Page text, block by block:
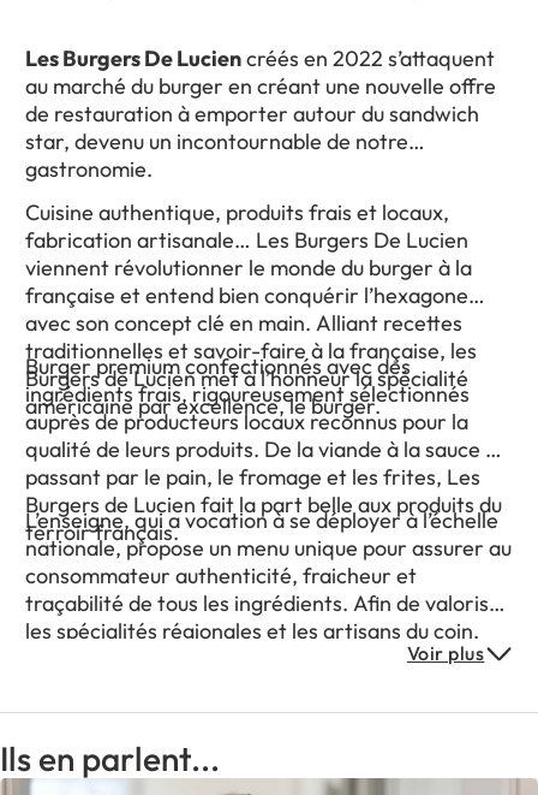
Les Burgers De Luciencréés en 2022 s’attaquent
au marché du burger en créant une nouvelle offre
de restauration à emporter autour du sandwich
star, devenu un incontournable de notre
gastronomie.
Cuisine authentique, produits frais et locaux,
fabrication artisanale… Les Burgers De Lucien
viennent révolutionner le monde du burger à la
française et entend bien conquérir l’hexagone
avec son concept clé en main. Alliant recettes
traditionnelles et savoir-faire à la française, les
Burgers de Lucien met à l’honneur la spécialité
américaine par excellence, le burger.
Burger premium confectionnés avec des
ingrédients frais, rigoureusement sélectionnés
auprès de producteurs locaux reconnus pour la
qualité de leurs produits. De la viande à la sauce en
passant par le pain, le fromage et les frites, Les
Burgers de Lucien fait la part belle aux produits du
terroir français.
L’enseigne, qui a vocation à se déployer à l’échelle
nationale, propose un menu unique pour assurer au
consommateur authenticité, fraicheur et
traçabilité de tous les ingrédients. Afin de valoriser
les spécialités régionales et les artisans du coin,
Les Burgers de Lucien encouragent chaque
personnalisées.
Voir plus
Ils en parlent...